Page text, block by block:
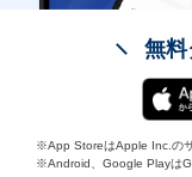
無料
※App StoreはApple Inc.のサ
※Android、Google Playは